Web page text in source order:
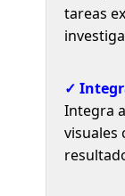
tareas
✓
Integra
visuales